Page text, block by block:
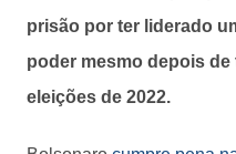
prisão por ter liderado
poder mesmo depois
eleições de 2022.